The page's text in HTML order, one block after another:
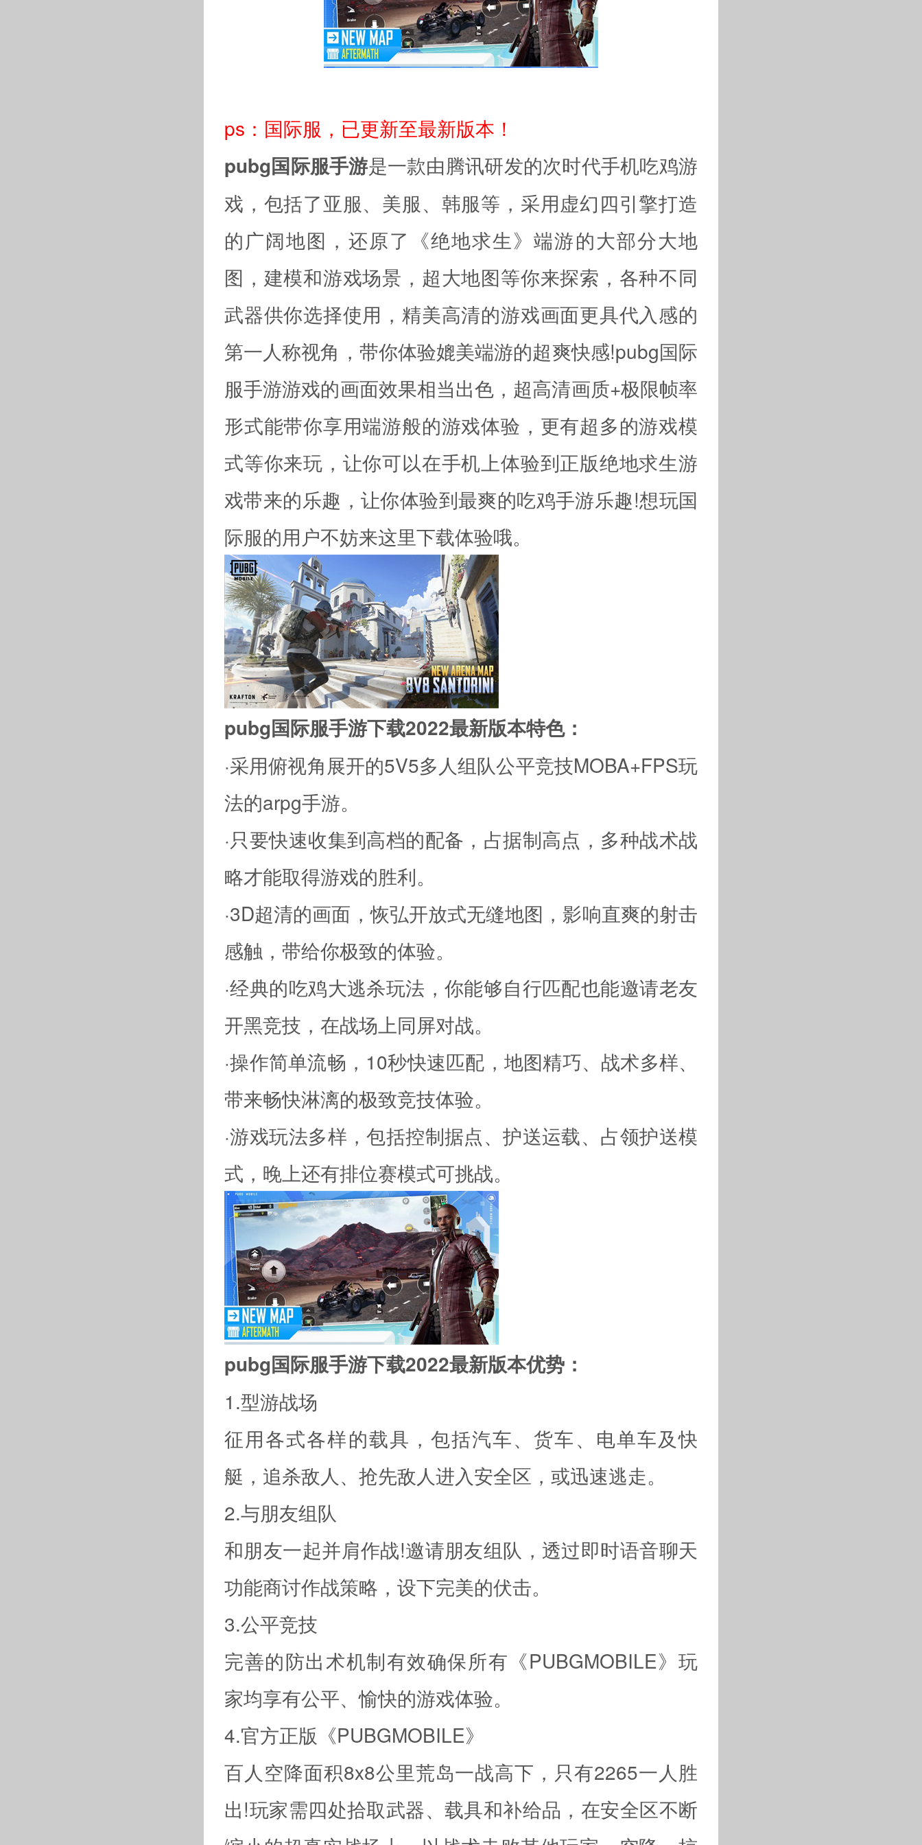
ps：国际服，已更新至最新版本！
pubg国际服手游是一款由腾讯研发的次时代手机吃鸡游
戏，包括了亚服、美服、韩服等，采用虚幻四引擎打造
的广阔地图，还原了《绝地求生》端游的大部分大地
图，建模和游戏场景，超大地图等你来探索，各种不同
武器供你选择使用，精美高清的游戏画面更具代入感的
第一人称视角，带你体验媲美端游的超爽快感!pubg国际
服手游游戏的画面效果相当出色，超高清画质+极限帧率
形式能带你享用端游般的游戏体验，更有超多的游戏模
式等你来玩，让你可以在手机上体验到正版绝地求生游
戏带来的乐趣，让你体验到最爽的吃鸡手游乐趣!想玩国
际服的用户不妨来这里下载体验哦。
pubg国际服手游下载2022最新版本特色：
·采用俯视角展开的5V5多人组队公平竞技MOBA+FPS玩
法的arpg手游。
·只要快速收集到高档的配备，占据制高点，多种战术战
略才能取得游戏的胜利。
·3D超清的画面，恢弘开放式无缝地图，影响直爽的射击
感触，带给你极致的体验。
·经典的吃鸡大逃杀玩法，你能够自行匹配也能邀请老友
开黑竞技，在战场上同屏对战。
·操作简单流畅，10秒快速匹配，地图精巧、战术多样、
带来畅快淋漓的极致竞技体验。
·游戏玩法多样，包括控制据点、护送运载、占领护送模
式，晚上还有排位赛模式可挑战。
pubg国际服手游下载2022最新版本优势：
1.型游战场
征用各式各样的载具，包括汽车、货车、电单车及快
艇，追杀敌人、抢先敌人进入安全区，或迅速逃走。
2.与朋友组队
和朋友一起并肩作战!邀请朋友组队，透过即时语音聊天
功能商讨作战策略，设下完美的伏击。
3.公平竞技
完善的防出术机制有效确保所有《PUBGMOBILE》玩
家均享有公平、愉快的游戏体验。
4.官方正版《PUBGMOBILE》
百人空降面积8x8公里荒岛一战高下，只有2265一人胜
出!玩家需四处拾取武器、载具和补给品，在安全区不断